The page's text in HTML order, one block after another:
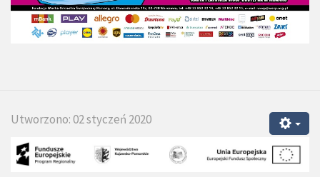
Utworzono: 02 styczeń 2020